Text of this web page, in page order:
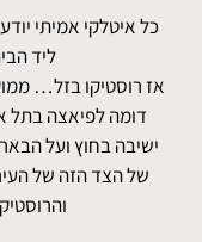
כל איטלקי אמיתי
ליד
אז רוסטיקו בזל…
דומה לפיאצה בתל
ישיבה בחוץ ועל
של הצד הזה של